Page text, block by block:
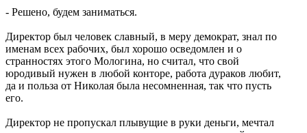
- Решено, будем заниматься.
Директор был человек славный, в меру демократ, знал по
именам всех рабочих, был хорошо осведомлен и о
странностях этого Мологина, но считал, что свой
юродивый нужен в любой конторе, работа дураков любит,
да и польза от Николая была несомненная, так что пусть
его.
Директор не пропускал плывущие в руки деньги, мечтал